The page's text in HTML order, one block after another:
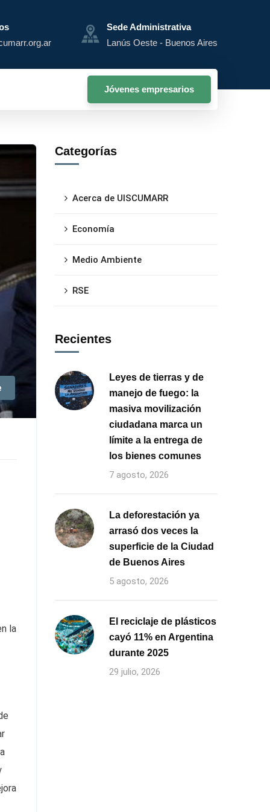
Sede Administrativa
Lanús Oeste - Buenos Aires
Jóvenes empresarios
la
Categorías
Acerca de UISCUMARR
Economía
Medio Ambiente
RSE
Recientes
Leyes de tierras y de
manejo de fuego: la
masiva movilización
ciudadana marca un
límite a la entrega de
los bienes comunes
7 agosto, 2026
La deforestación ya
arrasó dos veces la
superficie de la Ciudad
de Buenos Aires
5 agosto, 2026
El reciclaje de plásticos
cayó 11% en Argentina
durante 2025
29 julio, 2026